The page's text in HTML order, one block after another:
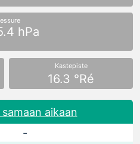
hPa
Kastepiste
16.3 °Ré
aikaan
-